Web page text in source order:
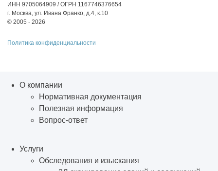
ИНН 9705064909 / ОГРН 1167746376654
г. Москва, ул. Ивана Франко, д.4, к.10
© 2005 - 2026
Политика конфиденциальности
О компании
Нормативная документация
Полезная информация
Вопрос-ответ
Услуги
Обследования и изыскания